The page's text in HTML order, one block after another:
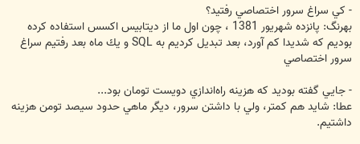
- كي سراغ سرور اختصاصي رفتيد؟
بهرنگ: پانزده شهريور 1381 ، چون اول ما از ديتابيس اكسس استفاده كرده
بوديم كه شديدا كم آورد، بعد تبديل كرديم به SQL و يك ماه بعد رفتيم سراغ
سرور اختصاصي
- جايي گفته بوديد كه هزينه راه‌اندازي دويست تومان بود...
عطا: شايد هم كمتر، ولي با داشتن سرور، ديگر ماهي حدود سيصد تومن هزينه
داشتيم.